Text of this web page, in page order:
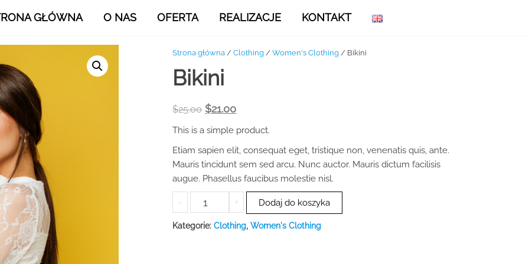
GŁÓWNA O NAS OFERTA REALIZACJE KONTAKT
Strona główna /Clothing /Women's Clothing / Bikini
Bikini
$25.00 Pierwotna
cena
$25.00.
$21.00Aktualna
cena
$21.00.
This is a simple product.
Etiam sapien elit, consequat eget, tristique non, venenatis quis, ante.
Mauris tincidunt sem sed arcu. Nunc auctor. Mauris dictum facilisis
augue. Phasellus faucibus molestie nisl.
-
ilość
Bikini
+ Dodaj do koszyka
Kategorie:Clothing,Women's Clothing